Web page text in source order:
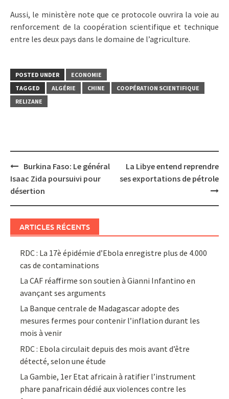
Aussi, le ministère note que ce protocole ouvrira la voie au
renforcement de la coopération scientifique et technique
entre les deux pays dans le domaine de l’agriculture.
POSTED UNDER
ECONOMIE
TAGGED
ALGÉRIE CHINE
COOPÉRATION SCIENTIFIQUE
RELIZANE
Post
navigation
Burkina Faso: Le général
Isaac Zida poursuivi pour
désertion
La Libye entend reprendre
ses exportations de pétrole
ARTICLES RÉCENTS
RDC : La 17è épidémie d’Ebola enregistre plus de 4.000
cas de contaminations
La CAF réaffirme son soutien à Gianni Infantino en
avançant ses arguments
La Banque centrale de Madagascar adopte des
mesures fermes pour contenir l’inflation durant les
mois à venir
RDC : Ebola circulait depuis des mois avant d’être
détecté, selon une étude
La Gambie, 1er Etat africain à ratifier l’instrument
phare panafricain dédié aux violences contre les